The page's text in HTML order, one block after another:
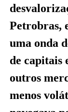
Petrobras,
uma onda
de capitais
outros
menos